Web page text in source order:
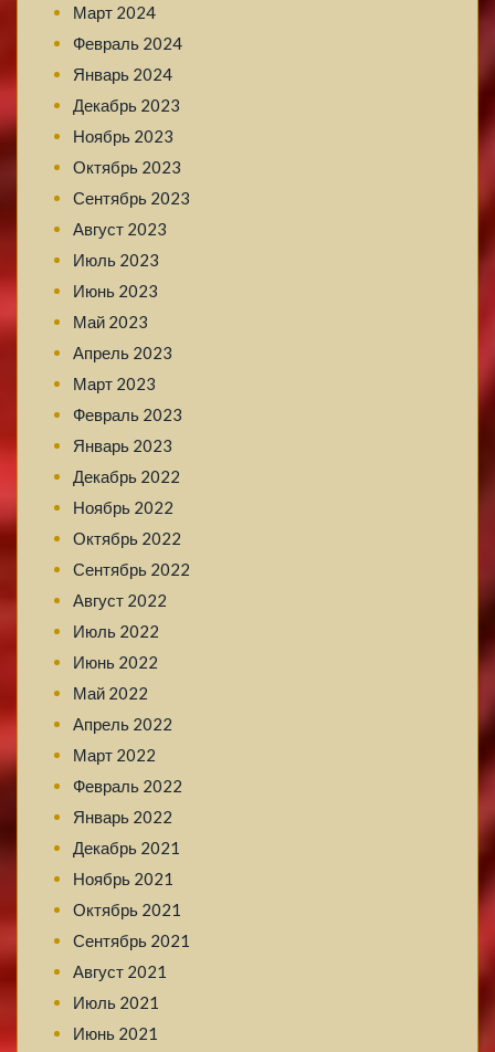
Март 2024
Февраль 2024
Январь 2024
Декабрь 2023
Ноябрь 2023
Октябрь 2023
Сентябрь 2023
Август 2023
Июль 2023
Июнь 2023
Май 2023
Апрель 2023
Март 2023
Февраль 2023
Январь 2023
Декабрь 2022
Ноябрь 2022
Октябрь 2022
Сентябрь 2022
Август 2022
Июль 2022
Июнь 2022
Май 2022
Апрель 2022
Март 2022
Февраль 2022
Январь 2022
Декабрь 2021
Ноябрь 2021
Октябрь 2021
Сентябрь 2021
Август 2021
Июль 2021
Июнь 2021